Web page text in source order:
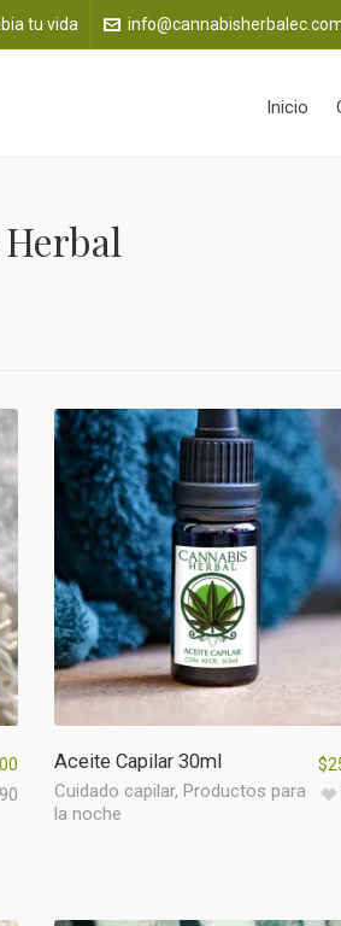
tu vida
Inicio
Aceite Capilar 30ml
Cuidado capilar, Productos para
la noche
$